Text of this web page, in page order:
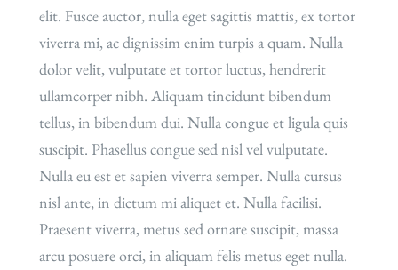
elit. Fusce auctor, nulla eget sagittis mattis, ex tortor
viverra mi, ac dignissim enim turpis a quam. Nulla
dolor velit, vulputate et tortor luctus, hendrerit
ullamcorper nibh. Aliquam tincidunt bibendum
tellus, in bibendum dui. Nulla congue et ligula quis
suscipit. Phasellus congue sed nisl vel vulputate.
Nulla eu est et sapien viverra semper. Nulla cursus
nisl ante, in dictum mi aliquet et. Nulla facilisi.
Praesent viverra, metus sed ornare suscipit, massa
arcu posuere orci, in aliquam felis metus eget nulla.